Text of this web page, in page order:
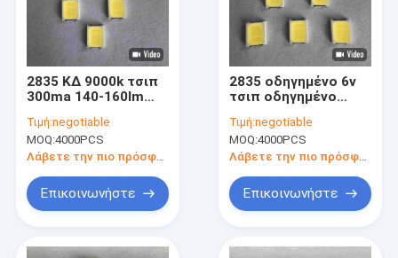
2835 ΚΔ 9000k τσιπ
300ma 140-160lm
SMD για Backlight
Τιμή:negotiable
MOQ:4000PCS
Λάβετε την πιο πρόσφατη τιμή
Επικοινωνήστε
2835 οδηγημένο 6v
τσιπ οδηγημένο
130-140lm SMD για
το λαμπτήρα
βολβών
Τιμή:negotiable
MOQ:4000PCS
Επικοινωνήστε